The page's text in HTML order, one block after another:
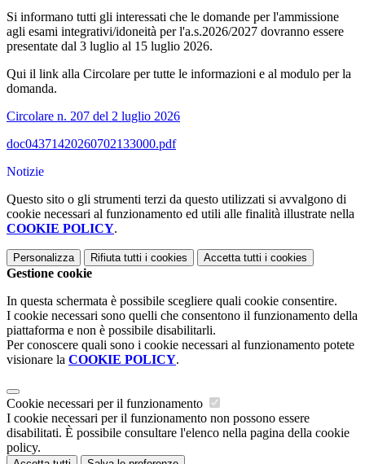
Si informano tutti gli interessati che le domande per l'ammissione
agli esami integrativi/idoneità per l'a.s.2026/2027 dovranno essere
presentate dal 3 luglio al 15 luglio 2026.
Qui il link alla Circolare per tutte le informazioni e al modulo per la
domanda.
Circolare n. 207 del 2 luglio 2026
doc04371420260702133000.pdf
Notizie
Questo sito o gli strumenti terzi da questo utilizzati si avvalgono di
cookie necessari al funzionamento ed utili alle finalità illustrate nella
COOKIE POLICY.
Personalizza Rifiuta tutti i cookies Accetta tutti i cookies
Gestione cookie
In questa schermata è possibile scegliere quali cookie consentire.
I cookie necessari sono quelli che consentono il funzionamento della
piattaforma e non è possibile disabilitarli.
Per conoscere quali sono i cookie necessari al funzionamento potete
visionare la COOKIE POLICY.
Cookie necessari per il funzionamento
I cookie necessari per il funzionamento non possono essere
disabilitati. È possibile consultare l'elenco nella pagina della cookie
policy.